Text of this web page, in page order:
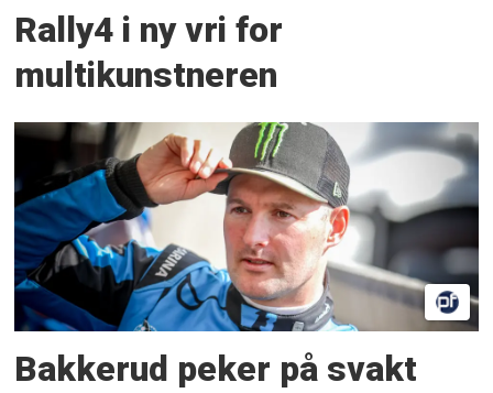
Rally4 i ny vri for
multikunstneren
Bakkerud peker på svakt